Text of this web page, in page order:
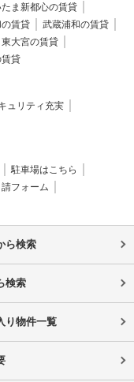
たま新都心の賃貸
賃貸
武蔵浦和の賃貸
東大宮の賃貸
貸
ュリティ充実
駐車場はこちら
フォーム
ら検索
検索
り物件一覧